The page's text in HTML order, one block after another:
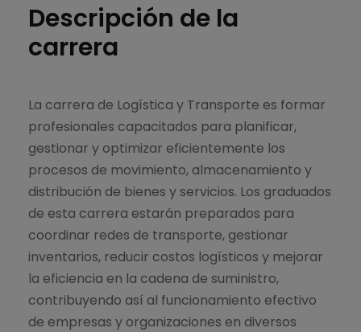
Descripción de la
carrera
La carrera de Logística y Transporte es formar
profesionales capacitados para planificar,
gestionar y optimizar eficientemente los
procesos de movimiento, almacenamiento y
distribución de bienes y servicios. Los graduados
de esta carrera estarán preparados para
coordinar redes de transporte, gestionar
inventarios, reducir costos logísticos y mejorar
la eficiencia en la cadena de suministro,
contribuyendo así al funcionamiento efectivo
de empresas y organizaciones en diversos